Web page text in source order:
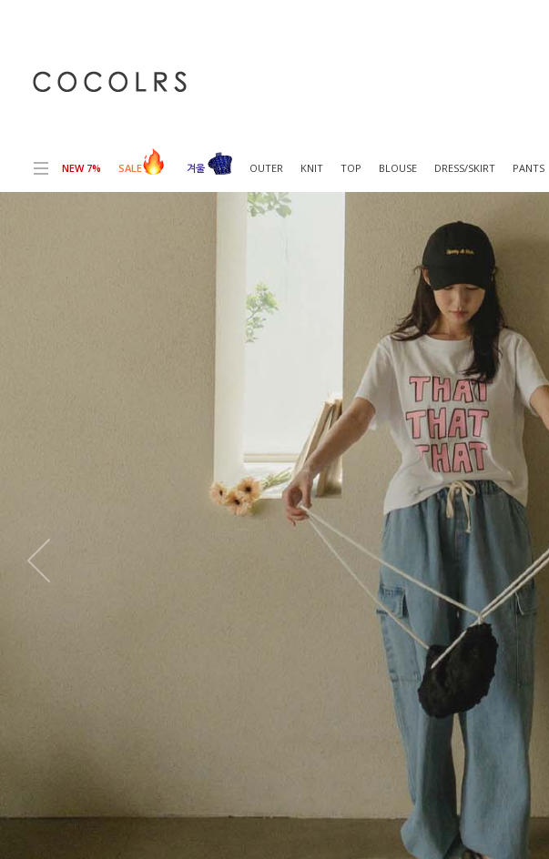
NEW 7% SALE 겨울 OUTER KNIT TOP BLOUSE DRESS/SKIRT PANTS